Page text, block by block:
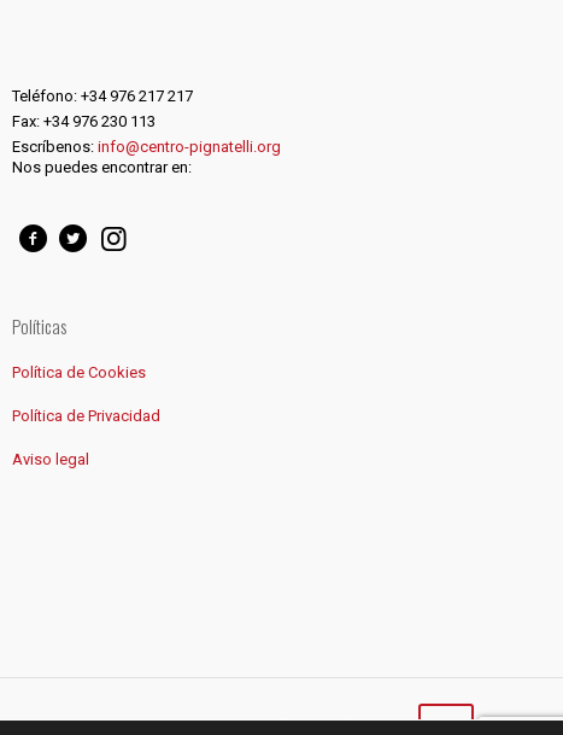
Teléfono: +34 976 217 217
Fax: +34 976 230 113
Escríbenos:info@centro-pignatelli.org
Nos puedes encontrar en:
Políticas
Política de Cookies
Política de Privacidad
Aviso legal